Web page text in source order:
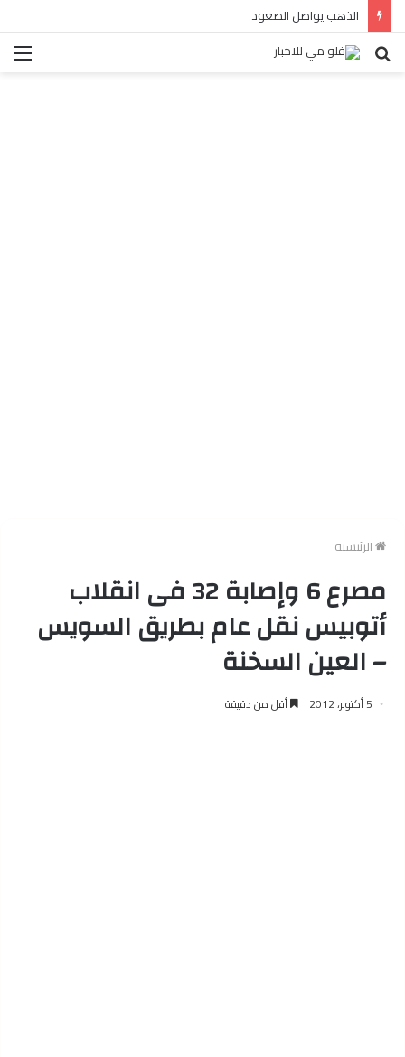
الذهب يواصل الصعود
بحث
الرئيسية
مصرع 6 وإصابة 32 فى انقلاب
أتوبيس نقل عام بطريق السويس
– العين السخنة
5 أكتوبر، 2012 أقل من دقيقة